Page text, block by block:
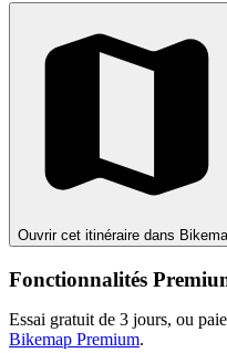
Ouvrir cet itinéraire dans
Fonctionnalités
Essai gratuit de 3 jours, ou
Bikemap Premium.